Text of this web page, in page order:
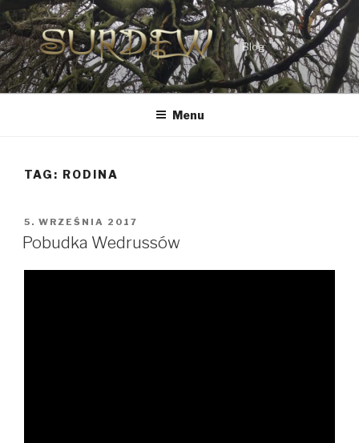
Przejdź
do
treści
Blog
Menu
TAG: RODINA
OPUBLIKOWANE
W
5. WRZEŚNIA 2017
Pobudka Wedrussów